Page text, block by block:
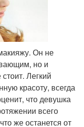
Он не
но и
Легкий
красоту, всегда
что девушка
всего
же останется от